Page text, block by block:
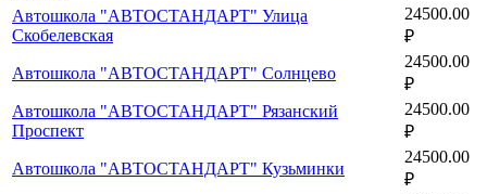
Автошкола "АВТОСТАНДАРТ" Улица
Скобелевская
24500.00
₽
Автошкола "АВТОСТАНДАРТ" Солнцево
24500.00
₽
Автошкола "АВТОСТАНДАРТ" Рязанский
Проспект
24500.00
₽
Автошкола "АВТОСТАНДАРТ" Кузьминки
24500.00
₽